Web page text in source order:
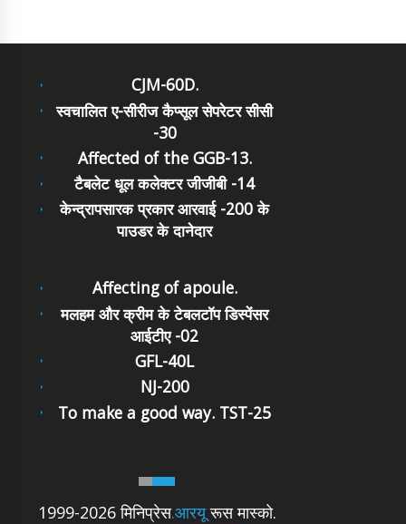
CJM-60D.
स्वचालित ए-सीरीज कैप्सूल सेपरेटर सीसी
-30
Affected of the GGB-13.
टैबलेट धूल कलेक्टर जीजीबी -14
केन्द्रापसारक प्रकार आरवाई -200 के
पाउडर के दानेदार
1999-2026 मिनिप्रेस.आरयूरूस मास्को.
Affecting of apoule.
मलहम और क्रीम के टेबलटॉप डिस्पेंसर
आईटीए -02
GFL-40L
NJ-200
To make a good way. TST-25